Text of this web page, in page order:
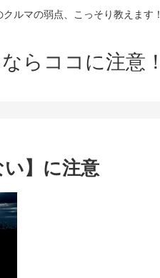
ルマの弱点、こっそり教えます！
らココに注意！
】に注意